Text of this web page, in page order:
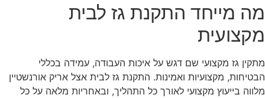
מה מייחד התקנת גז לבית
מקצועית
מתקין גז מקצועי שם דגש על איכות העבודה, עמידה בכללי
הבטיחות, מקצועיות ואמינות. התקנת גז לבית אצל אריק אורנשטיין
מלווה בייעוץ מקצועי לאורך כל התהליך, ובאחריות מלאה על כל